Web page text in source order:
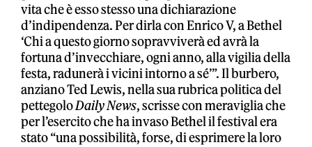
vita che è esso stesso una dichiarazione
d’indipendenza. Per dirla con Enrico V, a Bethel
‘Chi a questo giorno sopravviverà ed avrà la
fortuna d’invecchiare, ogni anno, alla vigilia della
festa, radunerà i vicini intorno a sé’”. Il burbero,
anziano Ted Lewis, nella sua rubrica politica del
pettegoloDaily News, scrisse con meraviglia che
per l’esercito che ha invaso Bethel il festival era
stato “una possibilità, forse, di esprimere la loro